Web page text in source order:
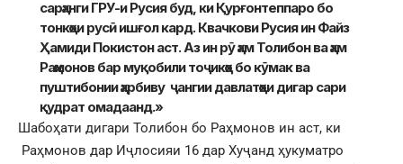
сарҳанги ГРУ-и Русия буд, ки Қурғонтеппаро бо
тонкҳои русӣ ишғол кард. Квачкови Русия ин Файз
Ҳамиди Покистон аст. Аз ин рӯ ҳам Толибон ва ҳам
Раҳмонов бар муқобили тоҷикҳо бо кӯмак ва
пуштибонии ҳарбиву ҷангии давлатҳои дигар сари
қудрат омадаанд.»
Шабоҳати дигари Толибон бо Раҳмонов ин аст, ки
Раҳмонов дар Иҷлосияи 16 дар Хуҷанд ҳукуматро